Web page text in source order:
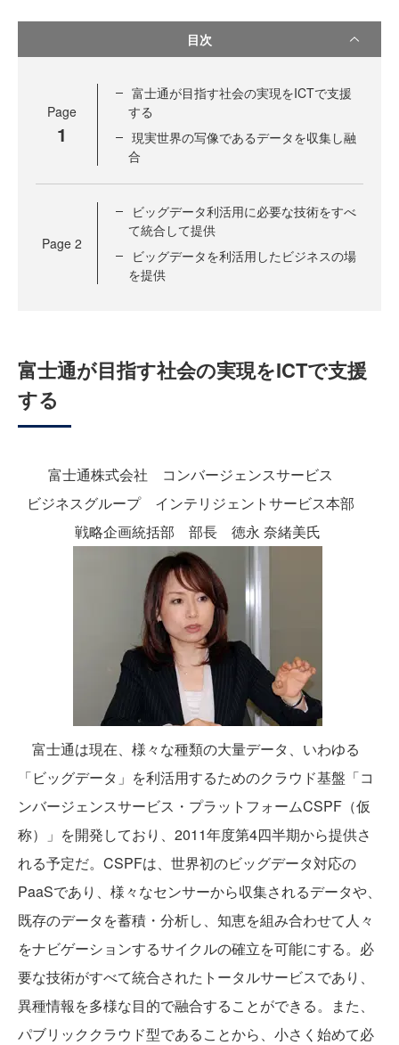
目次
Page
1
富士通が目指す社会の実現をICTで支援
する
現実世界の写像であるデータを収集し融
合
Page 2
ビッグデータ利活用に必要な技術をすべ
て統合して提供
ビッグデータを利活用したビジネスの場
を提供
富士通が目指す社会の実現をICTで支援
する
富士通株式会社 コンバージェンスサービス
ビジネスグループ インテリジェントサービス本部
戦略企画統括部 部長 徳永 奈緒美氏
富士通は現在、様々な種類の大量データ、いわゆる
「ビッグデータ」を利活用するためのクラウド基盤「コ
ンバージェンスサービス・プラットフォームCSPF（仮
称）」を開発しており、2011年度第4四半期から提供さ
れる予定だ。CSPFは、世界初のビッグデータ対応の
PaaSであり、様々なセンサーから収集されるデータや、
既存のデータを蓄積・分析し、知恵を組み合わせて人々
をナビゲーションするサイクルの確立を可能にする。必
要な技術がすべて統合されたトータルサービスであり、
異種情報を多様な目的で融合することができる。また、
パブリッククラウド型であることから、小さく始めて必